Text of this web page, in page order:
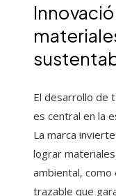
El desarrollo de
es central en la
La marca
lograr
ambiental,
trazable que